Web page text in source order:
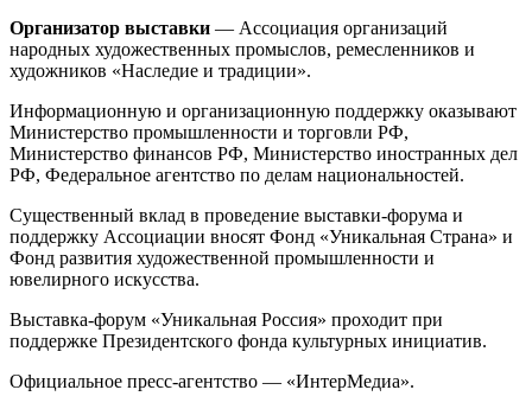
Организатор выставки — Ассоциация организаций
народных художественных промыслов, ремесленников и
художников «Наследие и традиции».
Информационную и организационную поддержку оказывают
Министерство промышленности и торговли РФ,
Министерство финансов РФ, Министерство иностранных дел
РФ, Федеральное агентство по делам национальностей.
Существенный вклад в проведение выставки-форума и
поддержку Ассоциации вносят Фонд «Уникальная Страна» и
Фонд развития художественной промышленности и
ювелирного искусства.
Выставка-форум «Уникальная Россия» проходит при
поддержке Президентского фонда культурных инициатив.
Официальное пресс-агентство — «ИнтерМедиа».